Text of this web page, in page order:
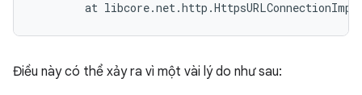
Điều này có thể xảy ra vì một vài lý do như sau: